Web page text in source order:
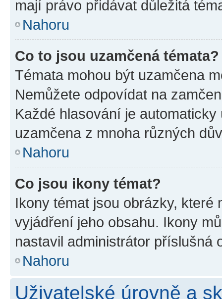
mají právo přidávat důležitá
Nahoru
Co to jsou uzamčená témata?
Témata mohou být uzamčena
Nemůžete odpovídat na
Každé hlasování je
uzamčena z mnoha různých
Nahoru
Co jsou ikony témat?
Ikony témat jsou obrázky,
vyjádření jeho obsahu. Ikony
nastavil administrátor příslušná
Nahoru
Uživatelské úrovně a